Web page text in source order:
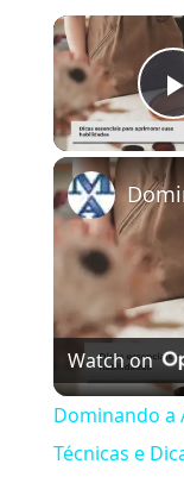
Watch on
Dominando a
Técnicas e